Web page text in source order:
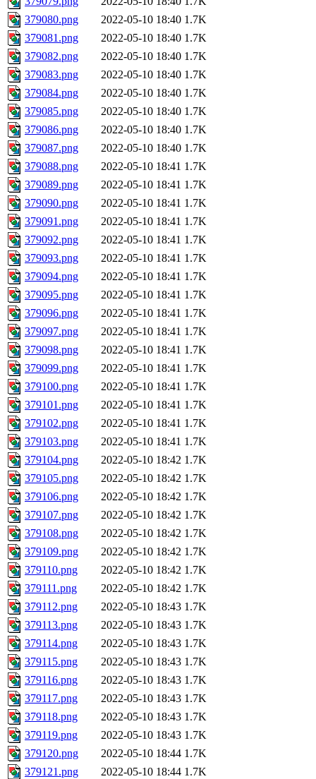
379080.png
2022-05-10 18:40 1.7K
379081.png
2022-05-10 18:40 1.7K
379082.png
2022-05-10 18:40 1.7K
379083.png
2022-05-10 18:40 1.7K
379084.png
2022-05-10 18:40 1.7K
379085.png
2022-05-10 18:40 1.7K
379086.png
2022-05-10 18:40 1.7K
379087.png
2022-05-10 18:40 1.7K
379088.png
2022-05-10 18:41 1.7K
379089.png
2022-05-10 18:41 1.7K
379090.png
2022-05-10 18:41 1.7K
379091.png
2022-05-10 18:41 1.7K
379092.png
2022-05-10 18:41 1.7K
379093.png
2022-05-10 18:41 1.7K
379094.png
2022-05-10 18:41 1.7K
379095.png
2022-05-10 18:41 1.7K
379096.png
2022-05-10 18:41 1.7K
379097.png
2022-05-10 18:41 1.7K
379098.png
2022-05-10 18:41 1.7K
379099.png
2022-05-10 18:41 1.7K
379100.png
2022-05-10 18:41 1.7K
379101.png
2022-05-10 18:41 1.7K
379102.png
2022-05-10 18:41 1.7K
379103.png
2022-05-10 18:41 1.7K
379104.png
2022-05-10 18:42 1.7K
379105.png
2022-05-10 18:42 1.7K
379106.png
2022-05-10 18:42 1.7K
379107.png
2022-05-10 18:42 1.7K
379108.png
2022-05-10 18:42 1.7K
379109.png
2022-05-10 18:42 1.7K
379110.png
2022-05-10 18:42 1.7K
379111.png
2022-05-10 18:42 1.7K
379112.png
2022-05-10 18:43 1.7K
379113.png
2022-05-10 18:43 1.7K
379114.png
2022-05-10 18:43 1.7K
379115.png
2022-05-10 18:43 1.7K
379116.png
2022-05-10 18:43 1.7K
379117.png
2022-05-10 18:43 1.7K
379118.png
2022-05-10 18:43 1.7K
379119.png
2022-05-10 18:43 1.7K
379120.png
2022-05-10 18:44 1.7K
379121.png
2022-05-10 18:44 1.7K